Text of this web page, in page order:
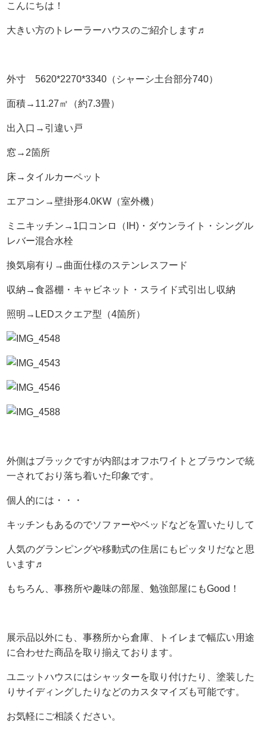
こんにちは！
大きい方のトレーラーハウスのご紹介します♬
外寸 5620*2270*3340（シャーシ土台部分740）
面積→11.27㎡（約7.3畳）
出入口→引違い戸
窓→2箇所
床→タイルカーペット
エアコン→壁掛形4.0KW（室外機）
ミニキッチン→1口コンロ（IH)・ダウンライト・シングル
レバー混合水栓
換気扇有り→曲面仕様のステンレスフード
収納→食器棚・キャビネット・スライド式引出し収納
照明→LEDスクエア型（4箇所）
外側はブラックですが内部はオフホワイトとブラウンで統
一されており落ち着いた印象です。
個人的には・・・
キッチンもあるのでソファーやベッドなどを置いたりして
人気のグランピングや移動式の住居にもピッタリだなと思
います♬
もちろん、事務所や趣味の部屋、勉強部屋にもGood！
展示品以外にも、事務所から倉庫、トイレまで幅広い用途
に合わせた商品を取り揃えております。
ユニットハウスにはシャッターを取り付けたり、塗装した
りサイディングしたりなどのカスタマイズも可能です。
お気軽にご相談ください。